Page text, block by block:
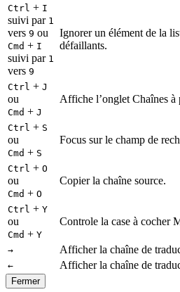
Ctrl + I
suivi par 1
vers 9 ou
Cmd + I
suivi par 1
vers 9
Ignorer un élément de la
défaillants.
Ctrl + J
ou
Cmd + J
Affiche l’onglet Chaînes à
Ctrl + S
ou
Cmd + S
Focus sur le champ de
Ctrl + O
ou
Cmd + O
Copier la chaîne source.
Ctrl + Y
ou
Cmd + Y
Controle la case à cocher
→ Afficher la chaîne de
← Afficher la chaîne de
Fermer